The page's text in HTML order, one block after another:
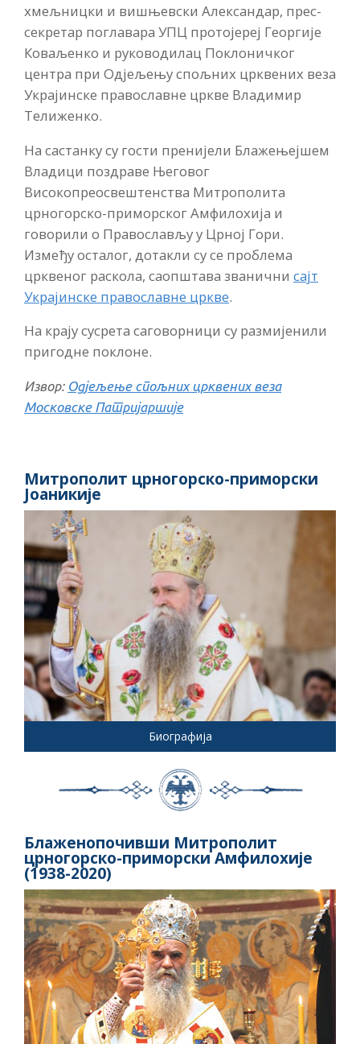
хмељницки и вишњевски Александар, прес-
секретар поглавара УПЦ протојереј Георгије
Коваљенко и руководилац Поклоничког
центра при Одјељењу спољних црквених веза
Украјинске православне цркве Владимир
Телиженко.
На састанку су гости пренијели Блажењејшем
Владици поздраве Његовог
Високопреосвештенства Митрополита
црногорско-приморског Амфилохија и
говорили о Православљу у Црној Гори.
Између осталог, дотакли су се проблема
црквеног раскола, саопштава званични сајт
Украјинске православне цркве.
На крају сусрета саговорници су размијенили
пригодне поклоне.
Извор: Одјељење спољних црквених веза
Московске Патријаршије
Митрополит црногорско-приморски
Јоаникије
Биографија
Блаженопочивши Митрополит
црногорско-приморски Амфилохије
(1938-2020)